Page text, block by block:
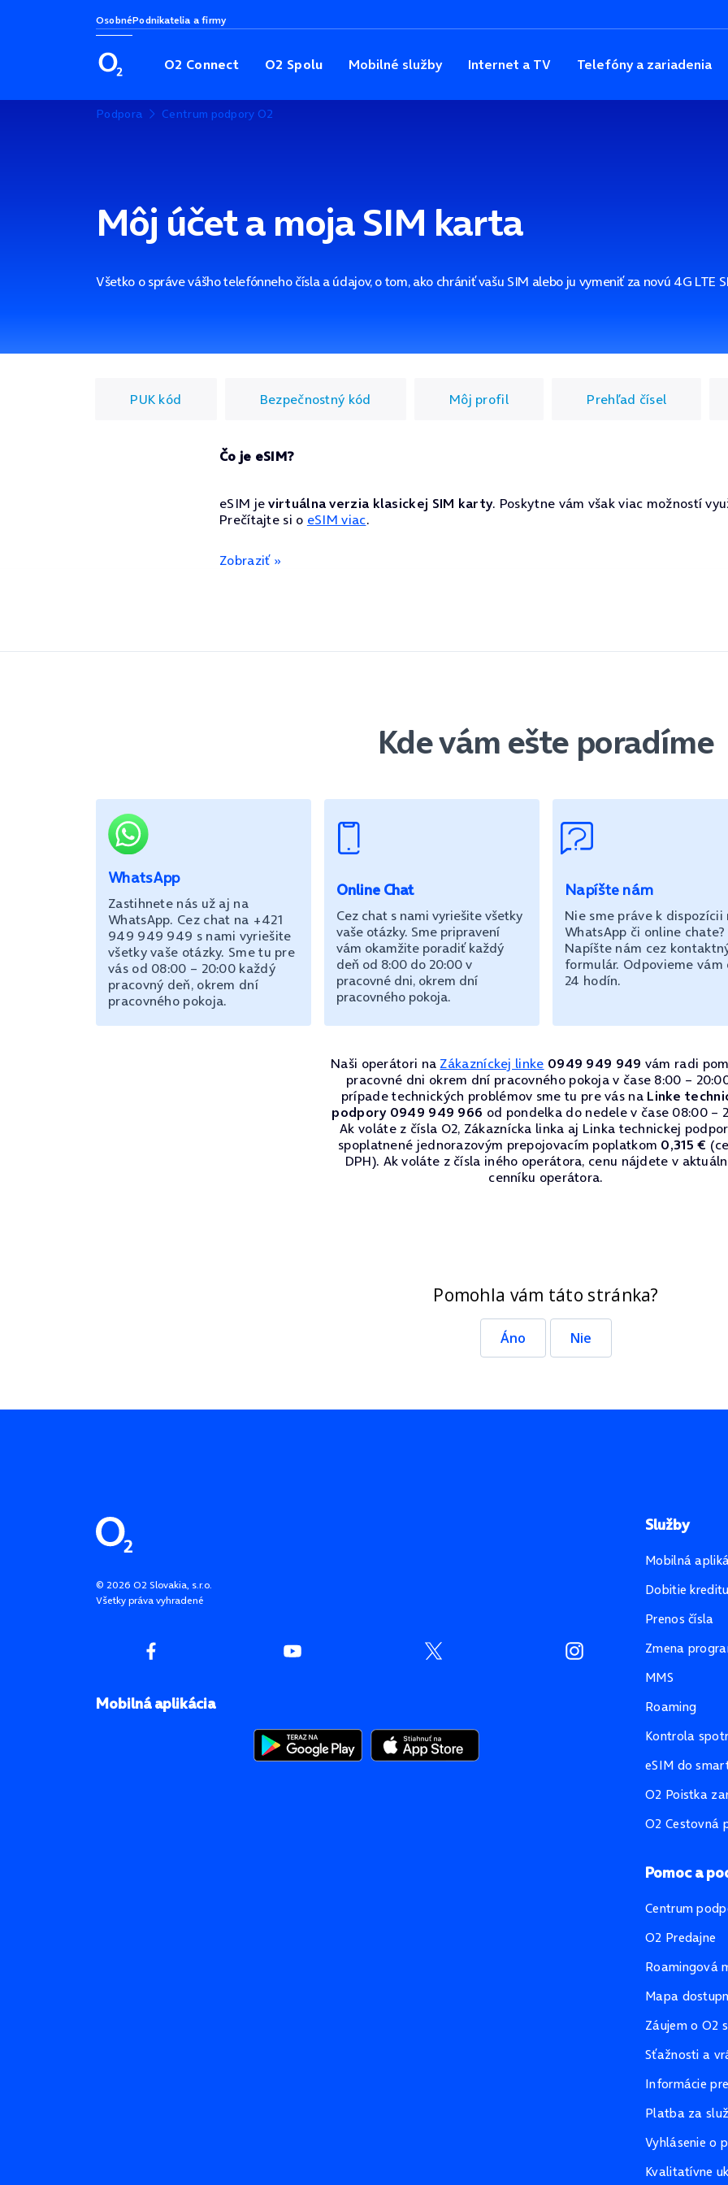
OsobnéPodnikatelia a firmy
O2 Connect O2 Spolu Mobilné služby Internet a TV Telefóny a zariadenia
Podpora Centrum podpory O2
Môj účet a moja SIM karta
Všetko o správe vášho telefónneho čísla a údajov, o tom, ako chrániť vašu SIM alebo ju vymeniť za novú 4G LTE
PUK kód Bezpečnostný kód Môj profil Prehľad čísel
Čo je eSIM?
eSIM jevirtuálna verzia klasickej SIM karty. Poskytne vám však viac možností
Prečítajte si o eSIM viac.
Zobraziť »
Kde vám ešte poradíme
WhatsApp
Zastihnete nás už aj na
WhatsApp. Cez chat na +421
949 949 949 s nami vyriešite
všetky vaše otázky. Sme tu pre
vás od 08:00 – 20:00 každý
pracovný deň, okrem dní
pracovného pokoja.
Online Chat
Cez chat s nami vyriešite všetky
vaše otázky. Sme pripravení
vám okamžite poradiť každý
deň od 8:00 do 20:00 v
pracovné dni, okrem dní
pracovného pokoja.
Napíšte nám
Nie sme práve k dispozícii
WhatsApp či online chate?
Napíšte nám cez
formulár. Odpovieme vám
24 hodín.
Naši operátori na Zákazníckej linke 0949 949 949 vám radi
pracovné dni okrem dní pracovného pokoja v čase 8:00 –
prípade technických problémov sme tu pre vás na Linke
podpory 0949 949 966 od pondelka do nedele v čase 08:00 –
Ak voláte z čísla O2, Zákaznícka linka aj Linka technickej
spoplatnené jednorazovým prepojovacím poplatkom 0,315 €
DPH). Ak voláte z čísla iného operátora, cenu nájdete v
cenníku operátora.
Pomohla vám táto stránka?
Áno Nie
Pätička stránky
© 2026 O2 Slovakia, s.r.o.
Všetky práva vyhradené
Mobilná aplikácia
Služby
Mobilná
Dobitie kreditu
Prenos čísla
Zmena
MMS
Roaming
Kontrola
eSIM do
O2 Poistka
O2 Cestovná
Pomoc a
Centrum
O2 Predajne
Roamingová
Mapa
Záujem o O2
Sťažnosti a
Informácie
Platba za
Vyhlásenie o
Kvalitatívne